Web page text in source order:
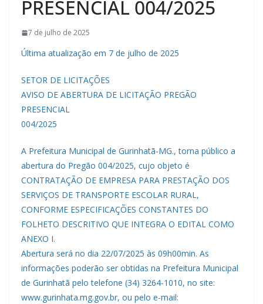
PRESENCIAL 004/2025
7 de julho de 2025
Última atualização em 7 de julho de 2025
SETOR DE LICITAÇÕES
AVISO DE ABERTURA DE LICITAÇÃO PREGÃO
PRESENCIAL
004/2025
A Prefeitura Municipal de Gurinhatã-MG., torna público a
abertura do Pregão 004/2025, cujo objeto é
CONTRATAÇÃO DE EMPRESA PARA PRESTAÇÃO DOS
SERVIÇOS DE TRANSPORTE ESCOLAR RURAL,
CONFORME ESPECIFICAÇÕES CONSTANTES DO
FOLHETO DESCRITIVO QUE INTEGRA O EDITAL COMO
ANEXO I.
Abertura será no dia 22/07/2025 às 09h00min. As
informações poderão ser obtidas na Prefeitura Municipal
de Gurinhatã pelo telefone (34) 3264-1010, no site:
www.gurinhata.mg.gov.br, ou pelo e-mail: